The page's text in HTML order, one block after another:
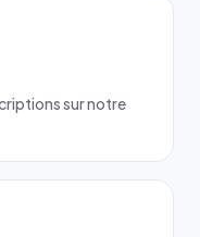
sur notre